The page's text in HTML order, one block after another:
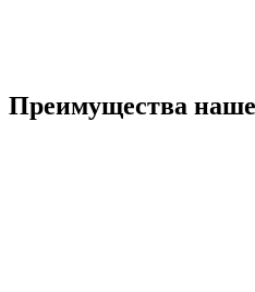
Преимущества